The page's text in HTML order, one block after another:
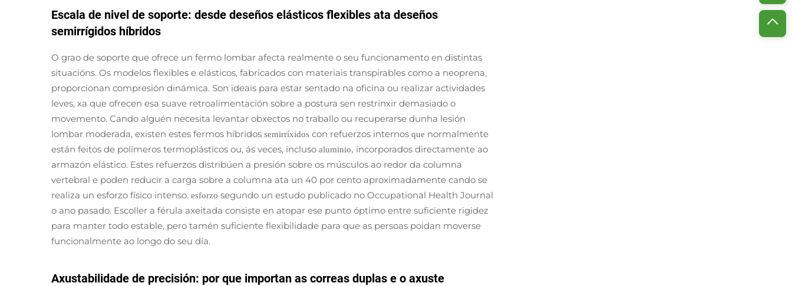
Escala de nivel de soporte: desde deseños elásticos flexibles ata deseños
semirrígidos híbridos
O grao de soporte que ofrece un fermo lombar afecta realmente o seu funcionamento en distintas
situacións. Os modelos flexibles e elásticos, fabricados con materiais transpirables como a neoprena,
proporcionan compresión dinámica. Son ideais para estar sentado na oficina ou realizar actividades
leves, xa que ofrecen esa suave retroalimentación sobre a postura sen restrinxir demasiado o
movemento. Cando alguén necesita levantar obxectos no traballo ou recuperarse dunha lesión
lombar moderada, existen estes fermos híbridos semirríxidos con refuerzos internos que normalmente
están feitos de polímeros termoplásticos ou, ás veces, incluso aluminio, incorporados directamente ao
armazón elástico. Estes refuerzos distribúen a presión sobre os músculos ao redor da columna
vertebral e poden reducir a carga sobre a columna ata un 40 por cento aproximadamente cando se
realiza un esforzo físico intenso. esforzo segundo un estudo publicado no Occupational Health Journal
o ano pasado. Escoller a férula axeitada consiste en atopar ese punto óptimo entre suficiente rigidez
para manter todo estable, pero tamén suficiente flexibilidade para que as persoas poidan moverse
funcionalmente ao longo do seu día.
Axustabilidade de precisión: por que importan as correas duplas e o axuste